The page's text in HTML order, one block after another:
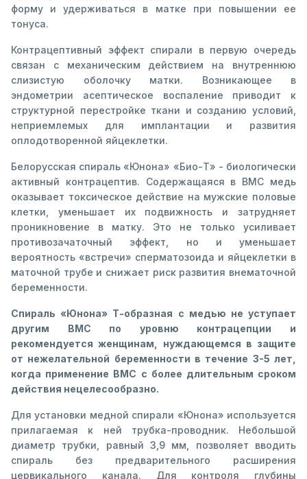
форму и удерживаться в матке при повышении ее
тонуса.
Контрацептивный эффект спирали в первую очередь
связан с механическим действием на внутреннюю
слизистую оболочку матки. Возникающее в
эндометрии асептическое воспаление приводит к
структурной перестройке ткани и созданию условий,
неприемлемых для имплантации и развития
оплодотворенной яйцеклетки.
Белорусская спираль «Юнона» «Био-Т» - биологически
активный контрацептив. Содержащаяся в ВМС медь
оказывает токсическое действие на мужские половые
клетки, уменьшает их подвижность и затрудняет
проникновение в матку. Это не только усиливает
противозачаточный эффект, но и уменьшает
вероятность «встречи» сперматозоида и яйцеклетки в
маточной трубе и снижает риск развития внематочной
беременности.
Спираль «Юнона» Т-образная с медью не уступает
другим ВМС по уровню контрацепции и
рекомендуется женщинам, нуждающемся в защите
от нежелательной беременности в течение 3-5 лет,
когда применение ВМС с более длительным сроком
действия нецелесообразно.
Для установки медной спирали «Юнона» используется
прилагаемая к ней трубка-проводник. Небольшой
диаметр трубки, равный 3,9 мм, позволяет вводить
спираль без предварительного расширения
цервикального канала. Для контроля глубины